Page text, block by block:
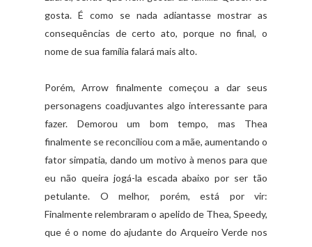
gosta. É como se nada adiantasse mostrar as
consequências de certo ato, porque no final, o
nome de sua família falará mais alto.
Porém, Arrow finalmente começou a dar seus
personagens coadjuvantes algo interessante para
fazer. Demorou um bom tempo, mas Thea
finalmente se reconciliou com a mãe, aumentando o
fator simpatia, dando um motivo à menos para que
eu não queira jogá-la escada abaixo por ser tão
petulante. O melhor, porém, está por vir:
Finalmente relembraram o apelido de Thea, Speedy,
que é o nome do ajudante do Arqueiro Verde nos